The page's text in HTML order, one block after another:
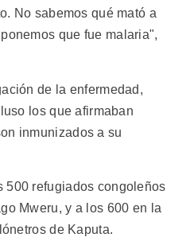
No sabemos qué mató a
que fue malaria",
de la enfermedad,
los que afirmaban
inmunizados a su
500 refugiados congoleños
Mweru, y a los 600 en la
de Kaputa.